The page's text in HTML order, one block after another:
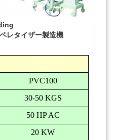
レタイザー製造機
PVC100
30-50 KGS
50 HP AC
20 KW